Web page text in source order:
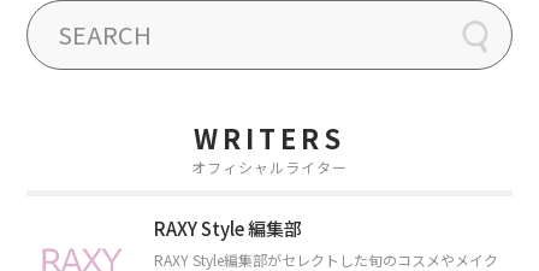
WRITERS
オフィシャルライター
RAXY Style 編集部
RAXY Style編集部がセレクトした旬のコスメやメイク